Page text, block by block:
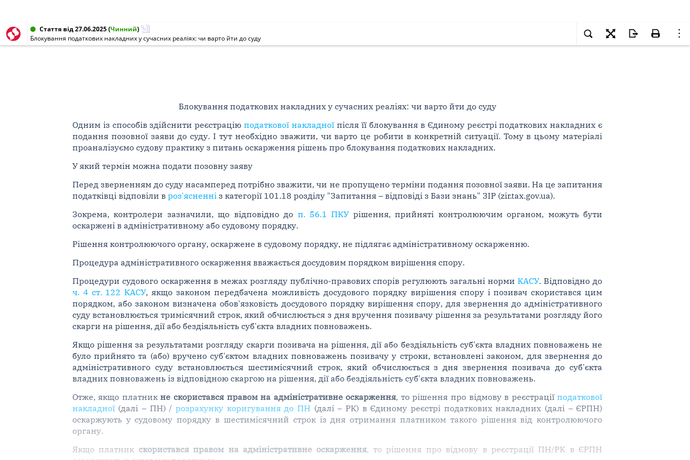
Стаття від 27.06.2025(Чинний)
Блокування податкових накладних у сучасних реаліях: чи варто йти до суду
Блокування податкових накладних у сучасних реаліях: чи варто йти до суду
Одним із способів здійснити реєстраціюподаткової накладної після її блокування в Єдиному реєстрі податкових накладних є
подання позовної заяви до суду. І тут необхідно зважити, чи варто це робити в конкретній ситуації. Тому в цьому матеріалі
проаналізуємо судову практику з питань оскарження рішень про блокування податкових накладних.
У який термін можна подати позовну заяву
Перед зверненням до суду насамперед потрібно зважити, чи не пропущено терміни подання позовної заяви. На це запитання
податківці відповіли в роз'ясненні з категорії 101.18 розділу "Запитання – відповіді з Бази знань" ЗІР (zir.tax.gov.ua).
Зокрема, контролери зазначили, що відповідно до п. 56.1 ПКУрішення, прийняті контролюючим органом, можуть бути
оскаржені в адміністративному або судовому порядку.
Рішення контролюючого органу, оскаржене в судовому порядку, не підлягає адміністративному оскарженню.
Процедура адміністративного оскарження вважається досудовим порядком вирішення спору.
Процедури судового оскарження в межах розгляду публічно-правових спорів регулюють загальні нормиКАСУ. Відповідно до
ч. 4 ст. 122 КАСУ, якщо законом передбачена можливість досудового порядку вирішення спору і позивач скористався цим
порядком, або законом визначена обов'язковість досудового порядку вирішення спору, для звернення до адміністративного
суду встановлюється тримісячний строк, який обчислюється з дня вручення позивачу рішення за результатами розгляду його
скарги на рішення, дії або бездіяльність суб'єкта владних повноважень.
Якщо рішення за результатами розгляду скарги позивача на рішення, дії або бездіяльність суб'єкта владних повноважень не
було прийнято та (або) вручено суб'єктом владних повноважень позивачу у строки, встановлені законом, для звернення до
адміністративного суду встановлюється шестимісячний строк, який обчислюється з дня звернення позивача до суб'єкта
владних повноважень із відповідною скаргою на рішення, дії або бездіяльність суб'єкта владних повноважень.
Отже, якщо платникне скористався правом на адміністративне оскарження, то рішення про відмову в реєстраціїподаткової
накладної(далі – ПН) /розрахунку коригування до ПН (далі – РК) в Єдиному реєстрі податкових накладних (далі – ЄРПН)
оскаржують у судовому порядку в шестимісячний строк із дня отримання платником такого рішення від контролюючого
органу.
Якщо платник скористався правом на адміністративне оскарження, то рішення про відмову в реєстрації ПН/РК в ЄРПН